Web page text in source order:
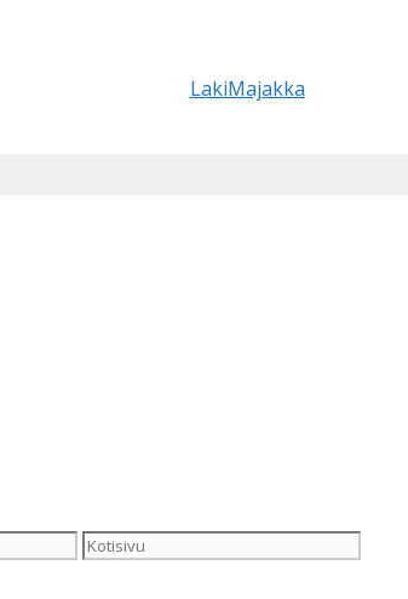
Kotisivu